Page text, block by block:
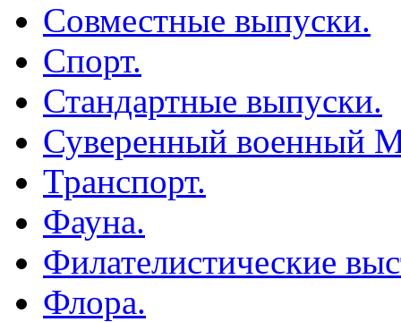
Совместные выпуски.
Спорт.
Стандартные выпуски.
Суверенный военный
Транспорт.
Фауна.
Филателистические
Флора.